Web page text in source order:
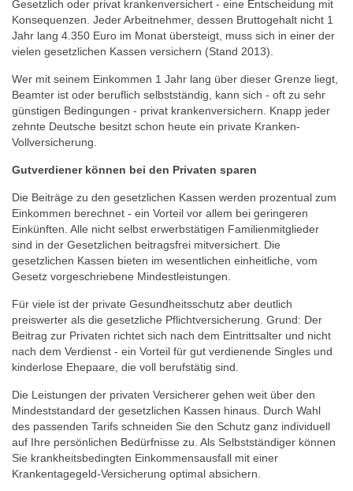
Gesetzlich oder privat krankenversichert - eine Entscheidung mit
Konsequenzen. Jeder Arbeitnehmer, dessen Bruttogehalt nicht 1
Jahr lang 4.350 Euro im Monat übersteigt, muss sich in einer der
vielen gesetzlichen Kassen versichern (Stand 2013).
Wer mit seinem Einkommen 1 Jahr lang über dieser Grenze liegt,
Beamter ist oder beruflich selbstständig, kann sich - oft zu sehr
günstigen Bedingungen - privat krankenversichern. Knapp jeder
zehnte Deutsche besitzt schon heute ein private Kranken-
Vollversicherung.
Gutverdiener können bei den Privaten sparen
Die Beiträge zu den gesetzlichen Kassen werden prozentual zum
Einkommen berechnet - ein Vorteil vor allem bei geringeren
Einkünften. Alle nicht selbst erwerbstätigen Familienmitglieder
sind in der Gesetzlichen beitragsfrei mitversichert. Die
gesetzlichen Kassen bieten im wesentlichen einheitliche, vom
Gesetz vorgeschriebene Mindestleistungen.
Für viele ist der private Gesundheitsschutz aber deutlich
preiswerter als die gesetzliche Pflichtversicherung. Grund: Der
Beitrag zur Privaten richtet sich nach dem Eintrittsalter und nicht
nach dem Verdienst - ein Vorteil für gut verdienende Singles und
kinderlose Ehepaare, die voll berufstätig sind.
Die Leistungen der privaten Versicherer gehen weit über den
Mindeststandard der gesetzlichen Kassen hinaus. Durch Wahl
des passenden Tarifs schneiden Sie den Schutz ganz individuell
auf Ihre persönlichen Bedürfnisse zu. Als Selbstständiger können
Sie krankheitsbedingten Einkommensausfall mit einer
Krankentagegeld-Versicherung optimal absichern.